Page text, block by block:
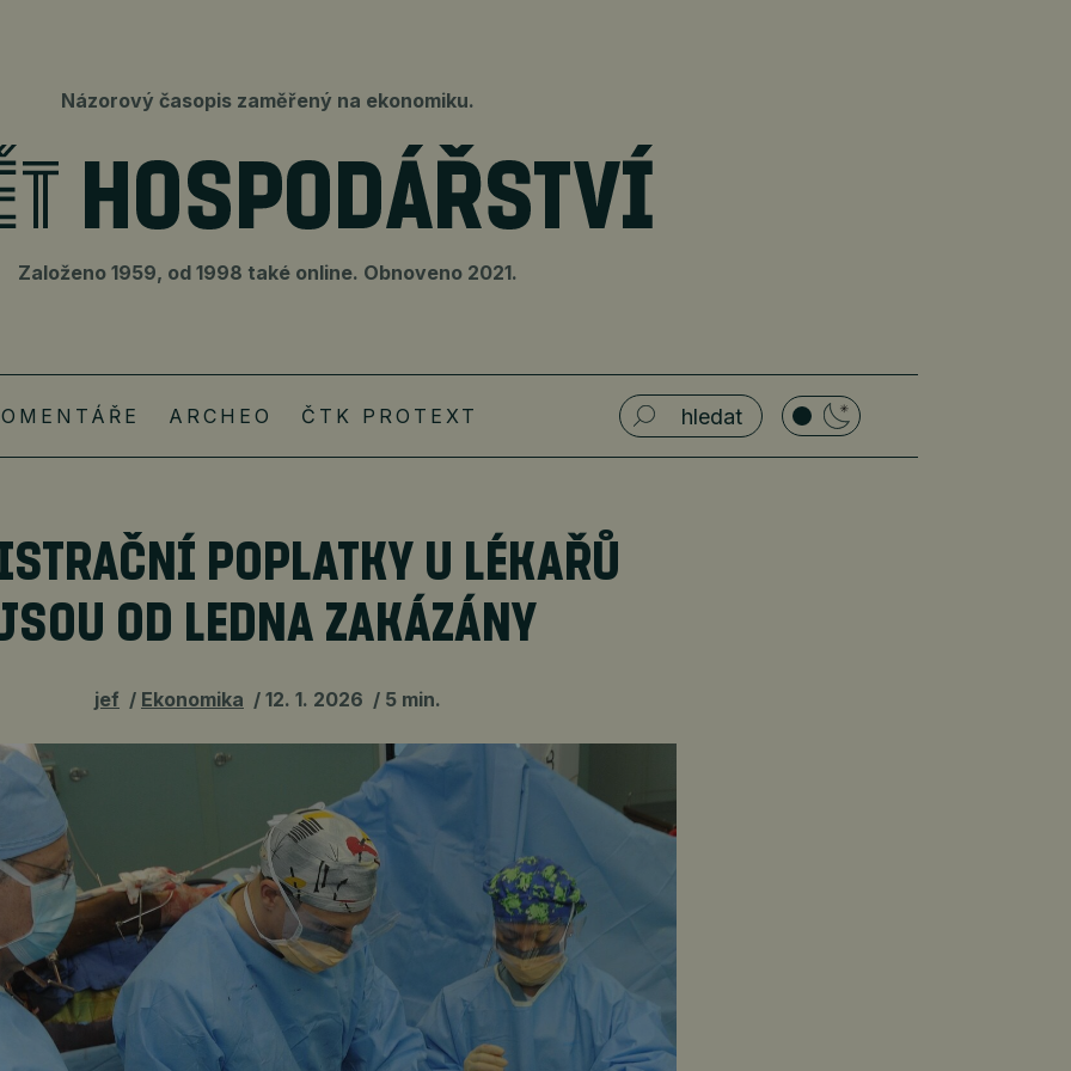
Názorový časopis zaměřený na ekonomiku.
Založeno 1959, od 1998 také online. Obnoveno 2021.
ARCHEO ČTK PROTEXT
POPLATKY U LÉKAŘŮ
JSOU OD LEDNA ZAKÁZÁNY
jef Ekonomika 12. 1. 2026 5 min.